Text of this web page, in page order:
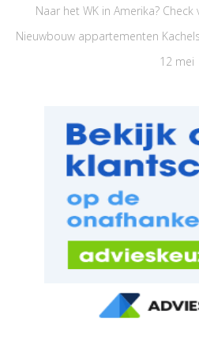
Naar het WK in Amerika?
Nieuwbouw appartementen
12 mei